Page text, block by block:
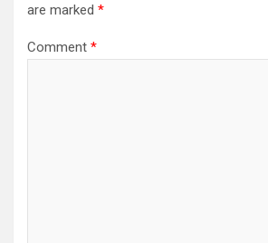
are marked *
Comment *